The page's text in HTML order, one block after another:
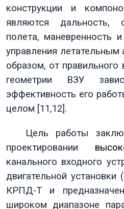
конструкции и
являются дальность,
полета, маневренность
управления
образом, от правильного
геометрии ВЗУ
эффективность его
целом [11,12].
Цель работы
проектировании
канального входного
двигательной
КРПД-Т и
широком диапазоне